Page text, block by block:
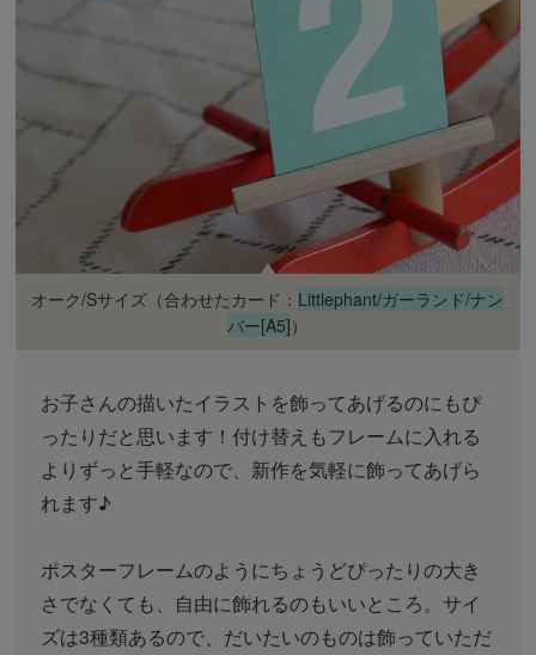
オーク/Sサイズ（合わせたカード： Littlephant/ガーランド/ナン
バー[A5]）
お子さんの描いたイラストを飾ってあげるのにもぴ
ったりだと思います！付け替えもフレームに入れる
よりずっと手軽なので、新作を気軽に飾ってあげら
れます♪
ポスターフレームのようにちょうどぴったりの大き
さでなくても、自由に飾れるのもいいところ。サイ
ズは3種類あるので、だいたいのものは飾っていただ